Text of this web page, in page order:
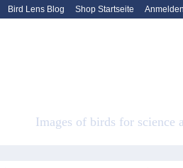
Bird Lens Blog Shop Startseite Anmelden
Images of birds for science